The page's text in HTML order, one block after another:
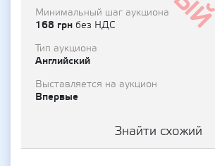
Минимальный шаг аукциона
168 грн без НДС
Тип аукциона
Английский
Выставляется на аукцион
Впервые
Знайти схожий